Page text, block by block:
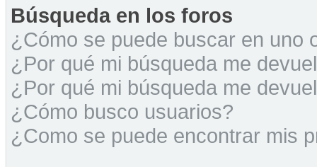
Búsqueda en los foros
¿Cómo se puede buscar en uno
¿Por qué mi búsqueda me
¿Por qué mi búsqueda me
¿Cómo busco usuarios?
¿Como se puede encontrar mis